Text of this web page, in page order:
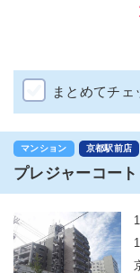
まとめてチェ
マンション 京都駅前店
プレジャーコート